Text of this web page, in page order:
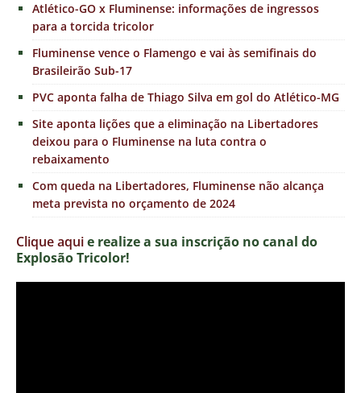
Atlético-GO x Fluminense: informações de ingressos
para a torcida tricolor
Fluminense vence o Flamengo e vai às semifinais do
Brasileirão Sub-17
PVC aponta falha de Thiago Silva em gol do Atlético-MG
Site aponta lições que a eliminação na Libertadores
deixou para o Fluminense na luta contra o
rebaixamento
Com queda na Libertadores, Fluminense não alcança
meta prevista no orçamento de 2024
Clique aquie realize a sua inscrição no canal do
Explosão Tricolor!